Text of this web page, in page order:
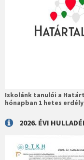
Iskolánk tanulói a
hónapban 1 hetes
2026. ÉVI